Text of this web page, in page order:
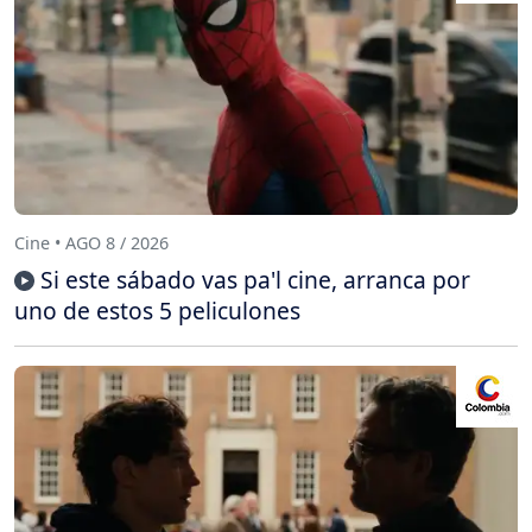
Cine • AGO 8 / 2026
Si este sábado vas pa'l cine, arranca por
uno de estos 5 peliculones